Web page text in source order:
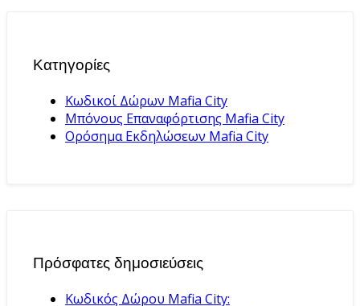
Κατηγορίες
Κωδικοί Δώρων Mafia City
Μπόνους Επαναφόρτισης Mafia City
Ορόσημα Εκδηλώσεων Mafia City
Πρόσφατες δημοσιεύσεις
Κωδικός Δώρου Mafia City: